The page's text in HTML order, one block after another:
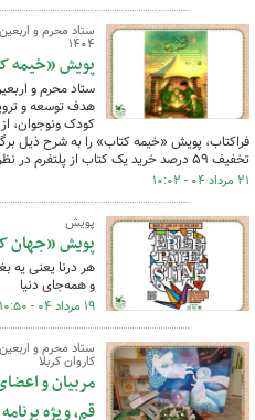
ستاد محرم و
۱۴۰۴
پویش «خیمه
ستاد محرم و
هدف توسعه و
کودک ونوجوان،
فراکتاب، پویش «خیمه کتاب» را به شرح ذیل
تخفیف ۵۹ درصد خرید یک کتاب از پلتفرم در نظر گرفته شده است.
۲۱ مرداد ۰۴ - ۱۰:۰۲
پویش
پویش «جهان
هر درنا یعنی یه
و همه‌جای دنیا
۱۹ مرداد ۰۴ - ۱۰:۵۰
ستاد محرم و
کاروان کربلا
مربیان و
قم، ویژه